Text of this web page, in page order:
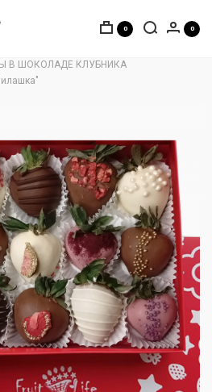
0 0
В ШОКОЛАДЕ КЛУБНИКА